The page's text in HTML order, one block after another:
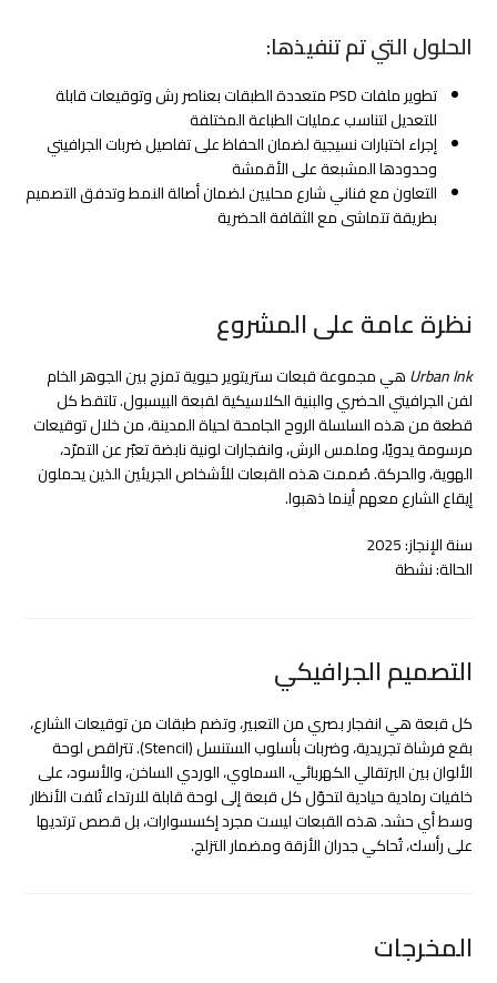
الحلول التي تم تنفيذها:
تطوير ملفات PSD متعددة الطبقات بعناصر رش وتوقيعات قابلة
للتعديل لتناسب عمليات الطباعة المختلفة
إجراء اختبارات نسيجية لضمان الحفاظ على تفاصيل ضربات الجرافيتي
وحدودها المشبعة على الأقمشة
التعاون مع فناني شارع محليين لضمان أصالة النمط وتدفق التصميم
بطريقة تتماشى مع الثقافة الحضرية
نظرة عامة على المشروع
Urban Inkهي مجموعة قبعات ستريتوير حيوية تمزج بين الجوهر الخام
لفن الجرافيتي الحضري والبنية الكلاسيكية لقبعة البيسبول. تلتقط كل
قطعة من هذه السلسلة الروح الجامحة لحياة المدينة، من خلال توقيعات
مرسومة يدويًا، وملمس الرش، وانفجارات لونية نابضة تعبّر عن التمرّد،
الهوية، والحركة. صُممت هذه القبعات للأشخاص الجريئين الذين يحملون
إيقاع الشارع معهم أينما ذهبوا.
سنة الإنجاز: 2025
الحالة: نشطة
التصميم الجرافيكي
كل قبعة هي انفجار بصري من التعبير، وتضم طبقات من توقيعات الشارع،
بقع فرشاة تجريدية، وضربات بأسلوب الستنسل (Stencil). تتراقص لوحة
الألوان بين البرتقالي الكهربائي، السماوي، الوردي الساخن، والأسود، على
خلفيات رمادية حيادية لتحوّل كل قبعة إلى لوحة قابلة للارتداء تُلفت الأنظار
وسط أي حشد. هذه القبعات ليست مجرد إكسسوارات، بل قصص ترتديها
على رأسك، تُحاكي جدران الأزقة ومضمار التزلج.
المخرجات